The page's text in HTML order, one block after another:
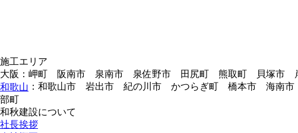
施工エリア
大阪：岬町 阪南市 泉南市 泉佐野市 田尻町 熊取町 貝塚市
和歌山 ：和歌山市 岩出市 紀の川市 かつらぎ町 橋本市 海
部町
和秋建設について
社長挨拶